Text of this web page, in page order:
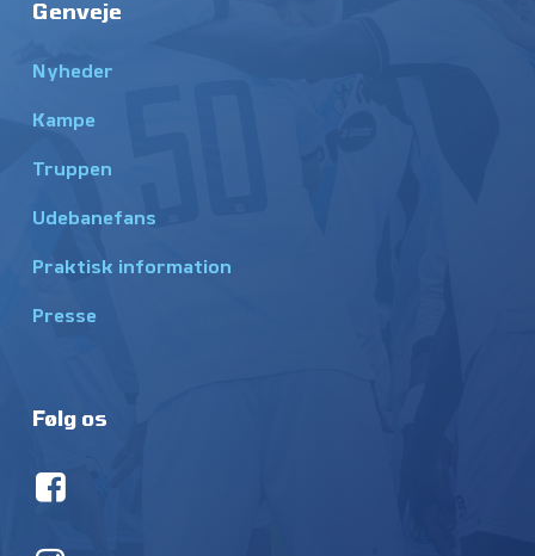
Genveje
Nyheder
Kampe
Truppen
Udebanefans
Praktisk information
Presse
Følg os